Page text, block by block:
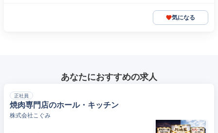
気になる
あなたにおすすめの求人
正社員
焼肉専門店のホール・キッチン
株式会社こぐみ